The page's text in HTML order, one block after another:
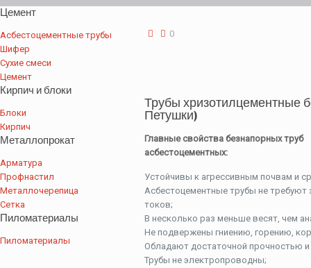
0
Трубы хризотилцементные
Петушки)
Главные свойства безнапорных труб
асбестоцементных:
Устойчивы к агрессивным почвам и
Асбестоцементные трубы не
токов;
В несколько раз меньше весят, чем
Не подвержены гниению, горению,
Обладают достаточной прочностью
Трубы не электропроводны;
Цемент
Асбестоцементные трубы
Шифер
Сухие смеси
Цемент
Кирпич и блоки
Блоки
Кирпич
Металлопрокат
Арматура
Профнастил
Металлочерепица
Сетка
Пиломатериалы
Пиломатериалы